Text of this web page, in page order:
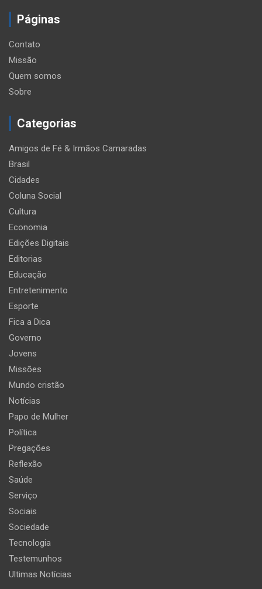
Páginas
Contato
Missão
Quem somos
Sobre
Categorias
Amigos de Fé & Irmãos Camaradas
Brasil
Cidades
Coluna Social
Cultura
Economia
Edições Digitais
Editorias
Educação
Entretenimento
Esporte
Fica a Dica
Governo
Jovens
Missões
Mundo cristão
Notícias
Papo de Mulher
Política
Pregações
Reflexão
Saúde
Serviço
Sociais
Sociedade
Tecnologia
Testemunhos
Ultimas Notícias